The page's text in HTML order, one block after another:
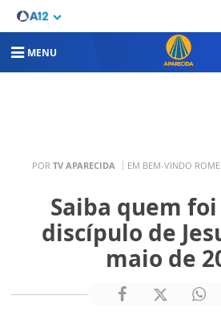
MENU
POR TV APARECIDA EM BEM-VINDO
Saiba quem foi
discípulo de
maio de